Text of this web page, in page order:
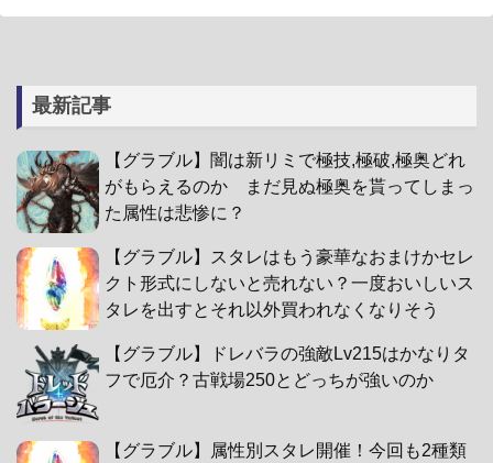
最新記事
【グラブル】闇は新リミで極技,極破,極奥どれ
がもらえるのか まだ見ぬ極奥を貰ってしまっ
た属性は悲惨に？
【グラブル】スタレはもう豪華なおまけかセレ
クト形式にしないと売れない？一度おいしいス
タレを出すとそれ以外買われなくなりそう
【グラブル】ドレバラの強敵Lv215はかなりタ
フで厄介？古戦場250とどっちが強いのか
【グラブル】属性別スタレ開催！今回も2種類